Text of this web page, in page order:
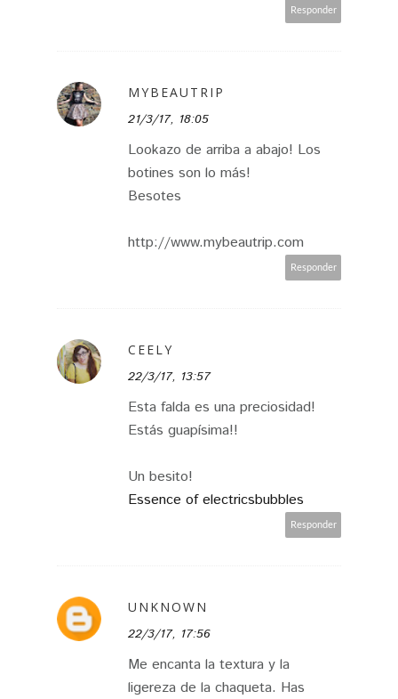
Responder
MYBEAUTRIP
21/3/17, 18:05
Lookazo de arriba a abajo! Los
botines son lo más!
Besotes
http://www.mybeautrip.com
Responder
CEELY
22/3/17, 13:57
Esta falda es una preciosidad!
Estás guapísima!!
Un besito!
Essence of electricsbubbles
Responder
UNKNOWN
22/3/17, 17:56
Me encanta la textura y la
ligereza de la chaqueta. Has